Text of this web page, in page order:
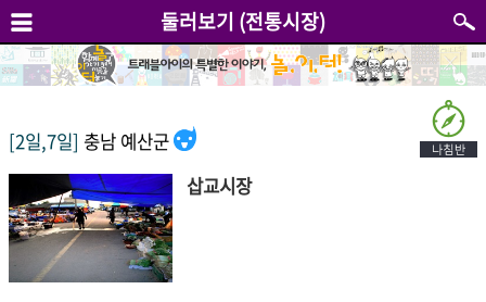
둘러보기 (전통시장)
[2일,7일] 충남 예산군
삽교시장